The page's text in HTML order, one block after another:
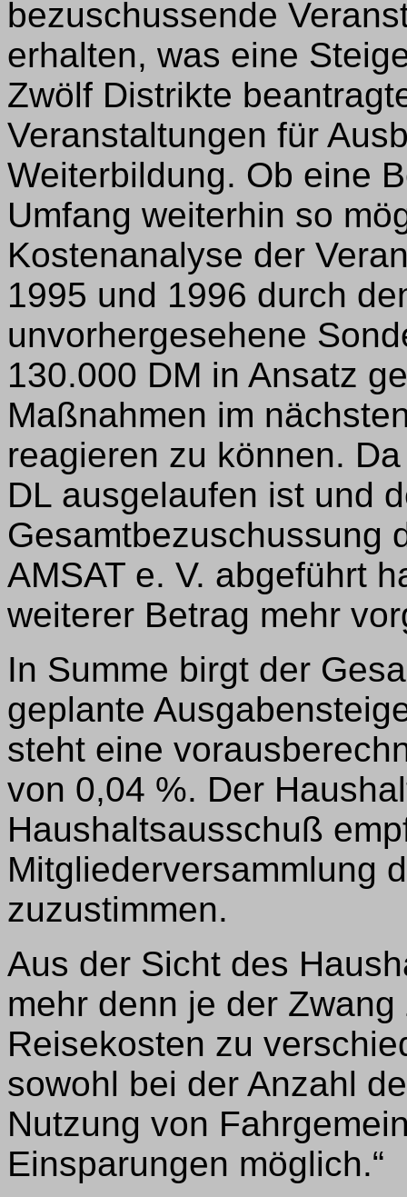
bezuschussende
erhalten, was eine
Zwölf Distrikte
Veranstaltungen für
Weiterbildung. Ob eine
Umfang weiterhin so
Kostenanalyse der
1995 und 1996 durch
unvorhergesehene
130.000 DM in Ansatz
Maßnahmen im
reagieren zu können.
DL ausgelaufen ist und
Gesamtbezuschussung
AMSAT e. V. abgeführt
weiterer Betrag mehr
In Summe birgt der
geplante
steht eine
von 0,04 %. Der
Haushaltsausschuß
Mitgliederversammlung
zuzustimmen.
Aus der Sicht des
mehr denn je der
Reisekosten zu
sowohl bei der Anzahl
Nutzung von
Einsparungen möglich.“